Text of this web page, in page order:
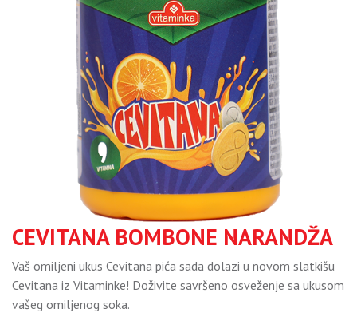
CEVITANA BOMBONE NARANDŽA
Vaš omiljeni ukus Cevitana pića sada dolazi u novom slatkišu
Cevitana iz Vitaminke! Doživite savršeno osveženje sa ukusom
vašeg omiljenog soka.